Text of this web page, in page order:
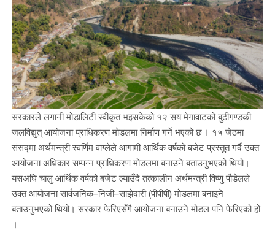
सरकारले लगानी मोडालिटी स्वीकृत भइसकेको १२ सय मेगावाटको बुढीगण्डकी
जलविद्युत् आयोजना प्राधिकरण मोडलमा निर्माण गर्ने भएको छ । १५ जेठमा
संसद्मा अर्थमन्त्री स्वर्णिम वाग्लेले आगामी आर्थिक वर्षको बजेट प्रस्तुत गर्दै उक्त
आयोजना अधिकार सम्पन्न प्राधिकरण मोडलमा बनाउने बताउनुभएको थियो।
यसअघि चालु आर्थिक वर्षको बजेट ल्याउँदै तत्कालीन अर्थमन्त्री विष्णु पौडेलले
उक्त आयोजना सार्वजनिक–निजी–साझेदारी (पीपीपी) मोडलमा बनाइने
बताउनुभएको थियो। सरकार फेरिएसँगै आयोजना बनाउने मोडल पनि फेरिएको हो
।